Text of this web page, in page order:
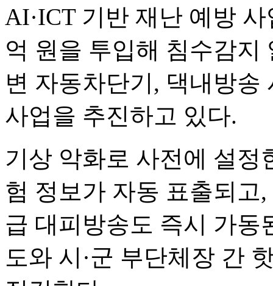
AI·ICT 기반 재난 예방
억 원을 투입해 침수감지
변 자동차단기, 댁내방송
사업을 추진하고 있다.
기상 악화로 사전에 설정
험 정보가 자동 표출되고
급 대피방송도 즉시 가동
도와 시·군 부단체장 간